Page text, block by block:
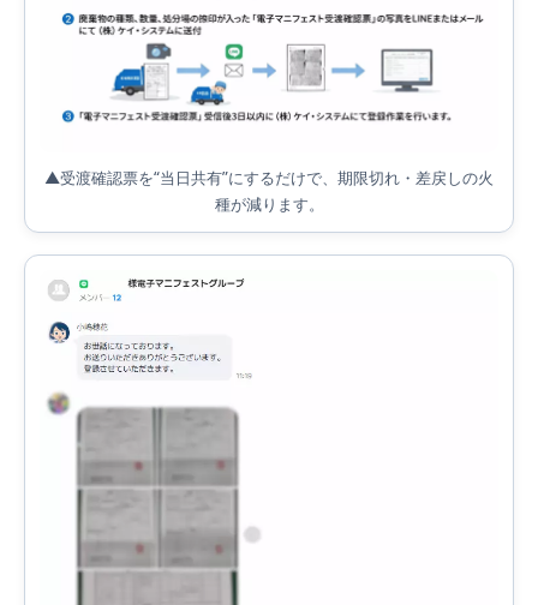
▲受渡確認票を“当日共有”にするだけで、期限切れ・差戻しの火
種が減ります。